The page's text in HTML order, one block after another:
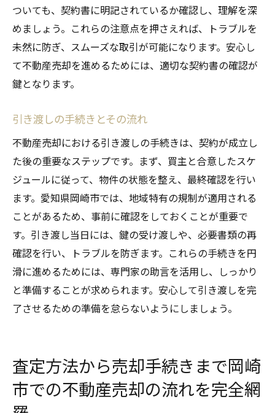
ついても、契約書に明記されているか確認し、理解を深
めましょう。これらの注意点を押さえれば、トラブルを
未然に防ぎ、スムーズな取引が可能になります。安心し
て不動産売却を進めるためには、適切な契約書の確認が
鍵となります。
引き渡しの手続きとその流れ
不動産売却における引き渡しの手続きは、契約が成立し
た後の重要なステップです。まず、買主と合意したスケ
ジュールに従って、物件の状態を整え、最終確認を行い
ます。愛知県岡崎市では、地域特有の規制が適用される
ことがあるため、事前に確認をしておくことが重要で
す。引き渡し当日には、鍵の受け渡しや、必要書類の再
確認を行い、トラブルを防ぎます。これらの手続きを円
滑に進めるためには、専門家の助言を活用し、しっかり
と準備することが求められます。安心して引き渡しを完
了させるための準備を怠らないようにしましょう。
査定方法から売却手続きまで岡崎
市での不動産売却の流れを完全網